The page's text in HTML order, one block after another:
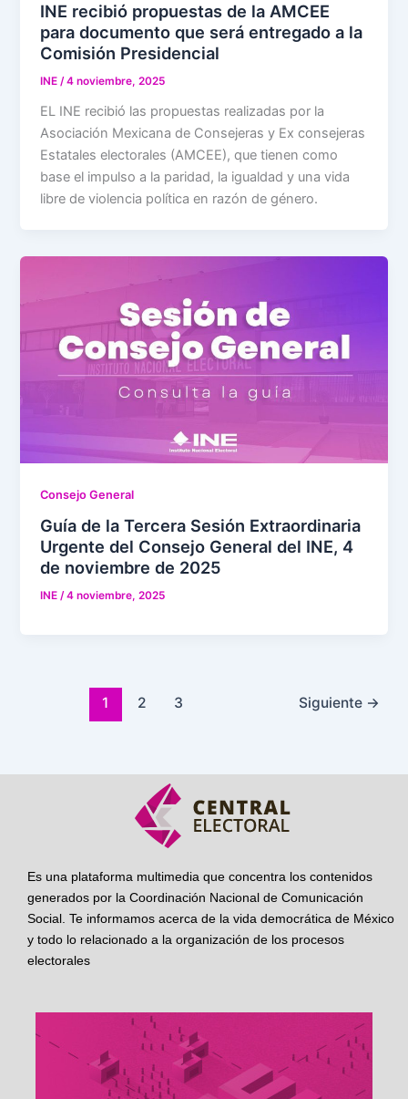
INE recibió propuestas de la AMCEE
para documento que será entregado a la
Comisión Presidencial
INE/4 noviembre, 2025
EL INE recibió las propuestas realizadas por la
Asociación Mexicana de Consejeras y Ex consejeras
Estatales electorales (AMCEE), que tienen como
base el impulso a la paridad, la igualdad y una vida
libre de violencia política en razón de género.
Consejo General
Guía de la Tercera Sesión Extraordinaria
Urgente del Consejo General del INE, 4
de noviembre de 2025
INE/4 noviembre, 2025
1 2 3 Siguiente →
Es una plataforma multimedia que concentra los contenidos
generados por la Coordinación Nacional de Comunicación
Social. Te informamos acerca de la vida democrática de México
y todo lo relacionado a la organización de los procesos
electorales